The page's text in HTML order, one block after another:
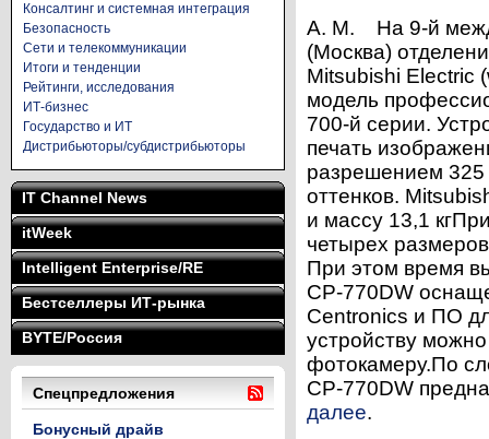
Консалтинг и системная интеграция
Безопасность
Сети и телекоммуникации
Итоги и тенденции
Рейтинги, исследования
ИТ-бизнес
Государство и ИТ
Дистрибьюторы/субдистрибьюторы
IT Channel News
itWeek
Intelligent Enterprise/RE
Бестселлеры ИТ-рынка
BYTE/Россия
Спецпредложения
Бонусный драйв
А. М. На 9-й
(Москва)
Mitsubishi Electric
модель
700-й серии.
печать
разрешением 325
оттенков.
и массу 13,1
четырех
При этом время
CP-770DW
Centronics и ПО
устройству
фотокамеру.По
CP-770DW
далее.